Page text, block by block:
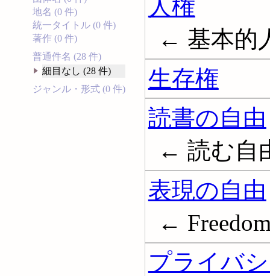
地名 (0 件)
統一タイトル (0 件)
著作 (0 件)
普通件名 (28 件)
細目なし (28 件)
ジャンル・形式 (0 件)
人権
← 基本的
生存権
読書の自由
← 読む自
表現の自由
←
プライバ